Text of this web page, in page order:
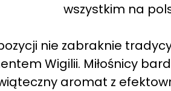
wszystkim na
nie zabraknie
Wigilii. Miłośnicy
aromat z